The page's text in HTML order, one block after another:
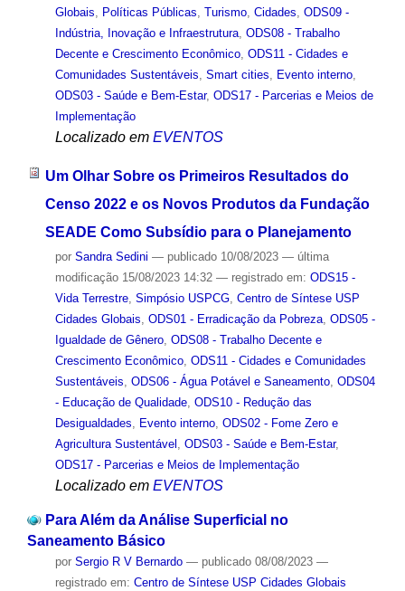
Globais, Políticas Públicas, Turismo, Cidades, ODS09 -
Indústria, Inovação e Infraestrutura, ODS08 - Trabalho
Decente e Crescimento Econômico, ODS11 - Cidades e
Comunidades Sustentáveis, Smart cities, Evento interno,
ODS03 - Saúde e Bem-Estar, ODS17 - Parcerias e Meios de
Implementação
Localizado em EVENTOS
Um Olhar Sobre os Primeiros Resultados do
Censo 2022 e os Novos Produtos da Fundação
SEADE Como Subsídio para o Planejamento
por Sandra Sedini — publicado10/08/2023 — última
modificação15/08/2023 14:32 — registrado em: ODS15 -
Vida Terrestre, Simpósio USPCG, Centro de Síntese USP
Cidades Globais ODS01 - Erradicação da Pobreza, ODS05 -
Igualdade de Gênero, ODS08 - Trabalho Decente e
Crescimento Econômico, ODS11 - Cidades e Comunidades
Sustentáveis ODS06 - Água Potável e Saneamento, ODS04
- Educação de Qualidade, ODS10 - Redução das
Desigualdades
Evento interno, ODS02 - Fome Zero e
Agricultura Sustentável ODS03 - Saúde e Bem-Estar,
ODS17 - Parcerias e Meios de Implementação
Localizado em EVENTOS
Para Além da Análise Superficial no
Saneamento Básico
por Sergio R V Bernardo — publicado08/08/2023 —
registrado em: Centro de Síntese USP Cidades Globais